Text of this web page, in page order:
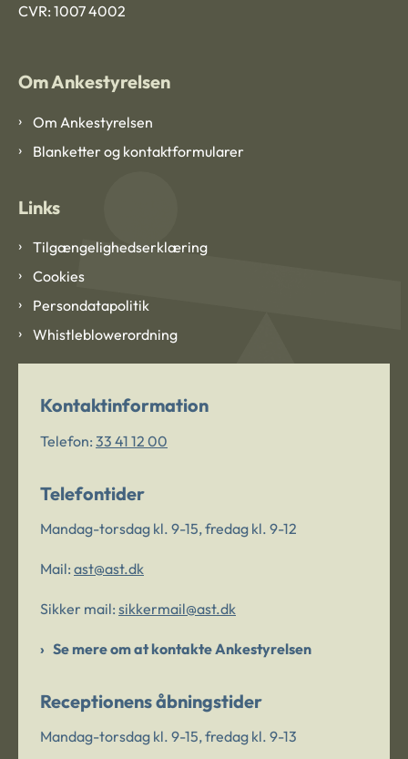
CVR: 1007 4002
Om Ankestyrelsen
Om Ankestyrelsen
Blanketter og kontaktformularer
Links
Tilgængelighedserklæring
Cookies
Persondatapolitik
Whistleblowerordning
Kontaktinformation
Telefon: 33 41 12 00
Telefontider
Mandag-torsdag kl. 9-15, fredag kl. 9-12
Mail: ast@ast.dk
Sikker mail: sikkermail@ast.dk
Se mere om at kontakte Ankestyrelsen
Receptionens åbningstider
Mandag-torsdag kl. 9-15, fredag kl. 9-13